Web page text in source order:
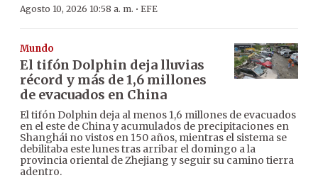
Agosto 10, 2026 10:58 a. m. · EFE
Mundo
El tifón Dolphin deja lluvias
récord y más de 1,6 millones
de evacuados en China
El tifón Dolphin deja al menos 1,6 millones de evacuados
en el este de China y acumulados de precipitaciones en
Shanghái no vistos en 150 años, mientras el sistema se
debilitaba este lunes tras arribar el domingo a la
provincia oriental de Zhejiang y seguir su camino tierra
adentro.